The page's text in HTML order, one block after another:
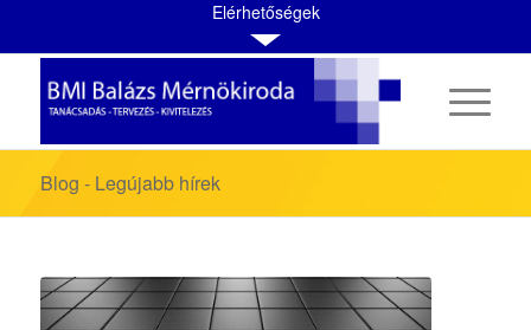
Blog - Legújabb hírek
Elérhetőségek